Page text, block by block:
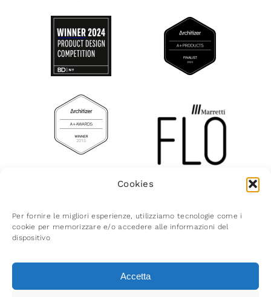
Cookies
Per fornire le migliori esperienze, utilizziamo tecnologie come i
cookie per memorizzare e/o accedere alle informazioni del
dispositivo
Accetta
Firenze 05398370485 | R.E.A. Firenze n. 543855 |
Cap. Soc. Euro 96.000,00 i.v. |disclaimer